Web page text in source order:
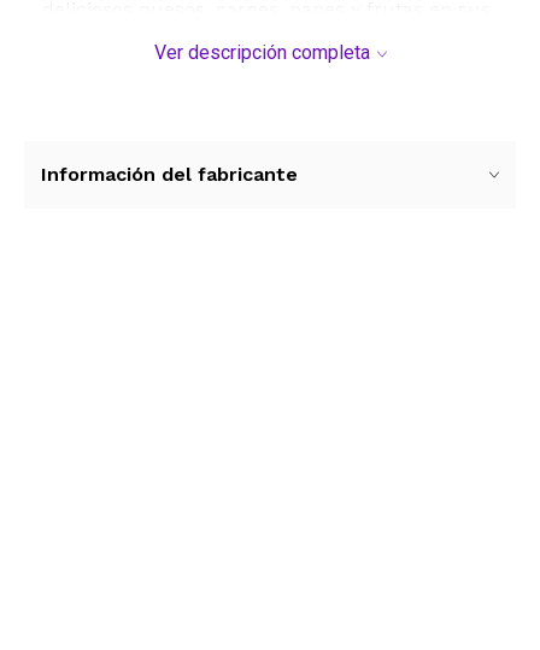
únicamente o limpiar con un paño húmedo,
Ver descripción completa
Información del fabricante